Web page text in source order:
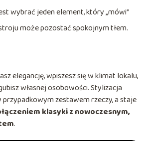
wybrać jeden element, który „mówi”
może pozostać spokojnym tłem.
elegancję, wpiszesz się w klimat lokalu,
własnej osobowości. Stylizacja
zestawem rzeczy, a staje
klasyki z nowoczesnym,
.